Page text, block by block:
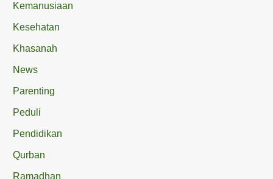
Kemanusiaan
Kesehatan
Khasanah
News
Parenting
Peduli
Pendidikan
Qurban
Ramadhan